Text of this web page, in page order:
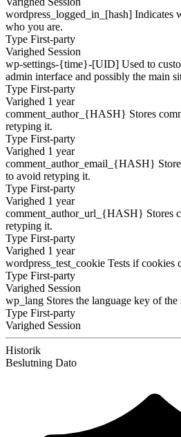
wordpress_logged_in_[hash] Indicates
who you are.
Type First-party
Varighed Session
wp-settings-{time}-[UID] Used to
admin interface and possibly the main
Type First-party
Varighed 1 year
comment_author_{HASH} Stores
retyping it.
Type First-party
Varighed 1 year
comment_author_email_{HASH}
to avoid retyping it.
Type First-party
Varighed 1 year
comment_author_url_{HASH} Stores
retyping it.
Type First-party
Varighed 1 year
wordpress_test_cookie Tests if cookies
Type First-party
Varighed Session
wp_lang Stores the language key of the
Type First-party
Varighed Session
Historik
Beslutning Dato